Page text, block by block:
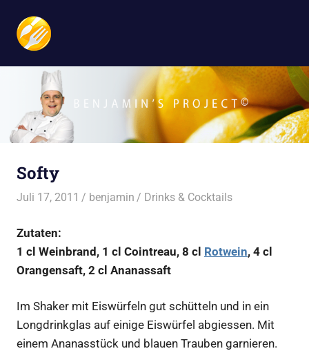
springen
Project
Softy
Juli 17, 2011 benjamin Drinks & Cocktails
Zutaten:
1 cl Weinbrand, 1 cl Cointreau, 8 cl Rotwein, 4 cl
Orangensaft, 2 cl Ananassaft
Im Shaker mit Eiswürfeln gut schütteln und in ein
Longdrinkglas auf einige Eiswürfel abgiessen. Mit
einem Ananasstück und blauen Trauben garnieren.